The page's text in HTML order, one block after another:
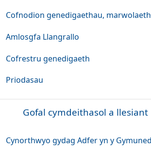
Cofnodion genedigaethau,
Amlosgfa Llangrallo
Cofrestru genedigaeth
Priodasau
Gofal cymdeithasol a llesiant
Cynorthwyo gydag Adfer yn y Gymuned